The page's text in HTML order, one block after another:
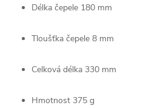
Délka čepele 180 mm
Tloušťka čepele 8 mm
Celková délka 330 mm
Hmotnost 375 g